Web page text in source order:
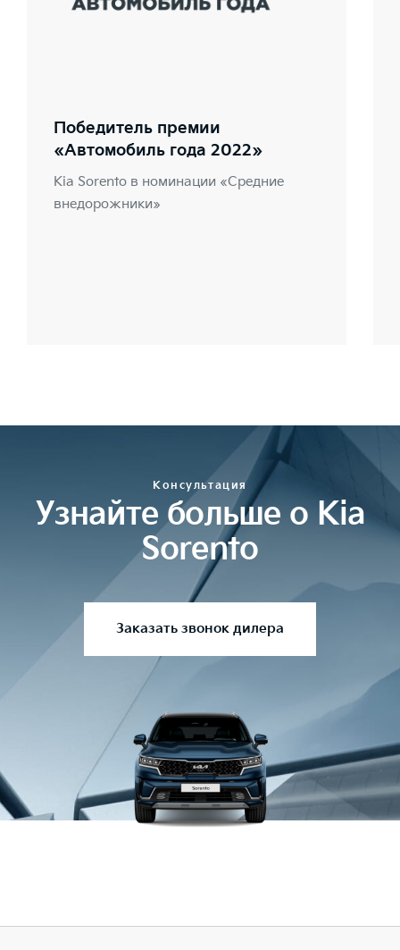
Победитель премии
«Автомобиль года 2022»
Kia Sorento в номинации «Средние
внедорожники»
Консультация
Узнайте больше о Kia
Sorento
Заказать звонок дилера